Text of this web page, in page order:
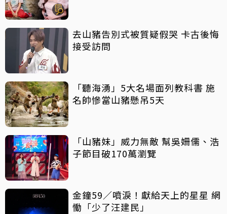
去山豬告別式被質疑假哭 卡古後悔
接受訪問
「聽海湧」5大名場面列教科書 施
名帥慘當山豬懸吊5天
「山豬妹」威力無敵 幫吳姍儒、浩
子節目破170萬瀏覽
金鐘59／噴淚！獻給天上的星星 網
慟「少了汪建民」